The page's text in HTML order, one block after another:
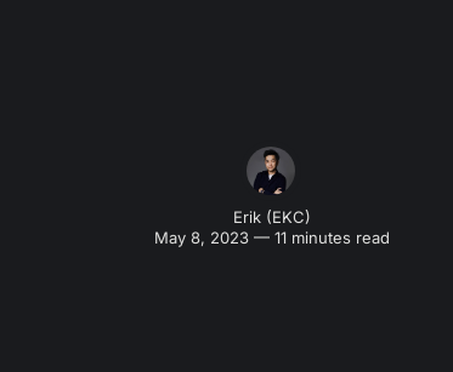
Erik (EKC)
May 8, 2023 — 11 minutes read